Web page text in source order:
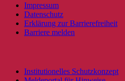
Impressum
Datenschutz
Erklärung zur Barrierefreiheit
Barriere melden
Institutionelles Schutzkonzept